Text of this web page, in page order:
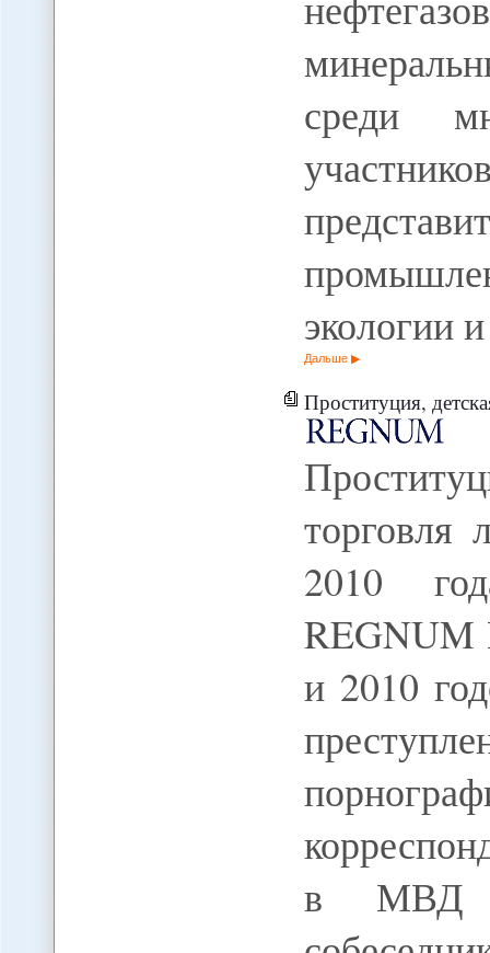
среди
экологии
Дальше
Проституция, детская порнография
торговля
2010
REGNUM
и 2010
в МВД